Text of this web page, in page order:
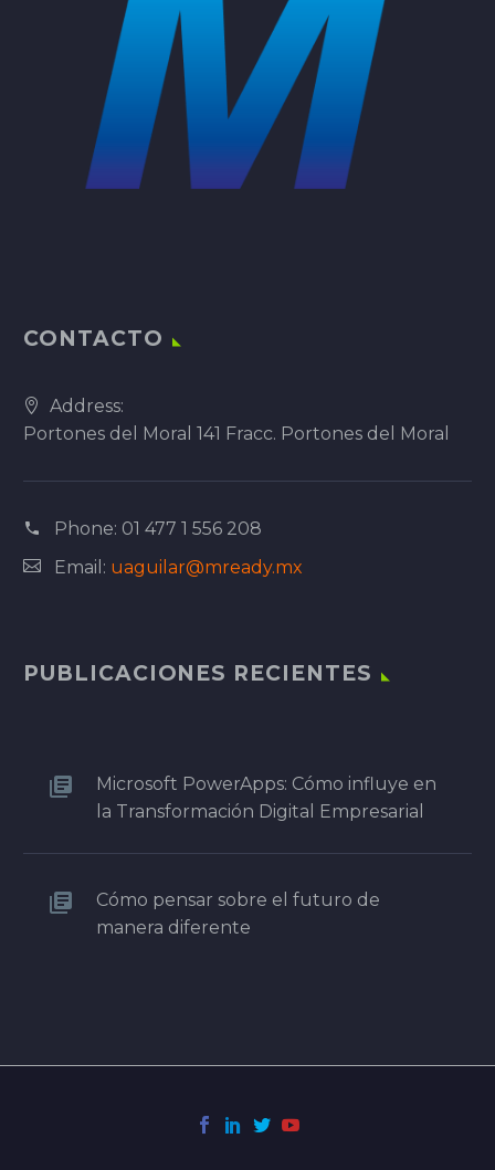
CONTACTO
Address:
Portones del Moral 141 Fracc. Portones del Moral
Phone: 01 477 1 556 208
Email: uaguilar@mready.mx
PUBLICACIONES RECIENTES
Microsoft PowerApps: Cómo influye en
la Transformación Digital Empresarial
Cómo pensar sobre el futuro de
manera diferente